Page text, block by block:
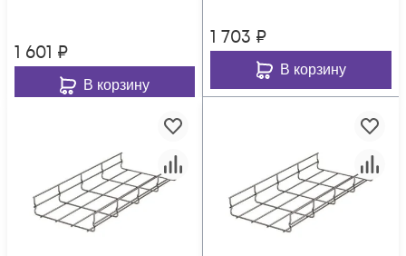
1 601 ₽
В корзину
1 703 ₽
В корзину